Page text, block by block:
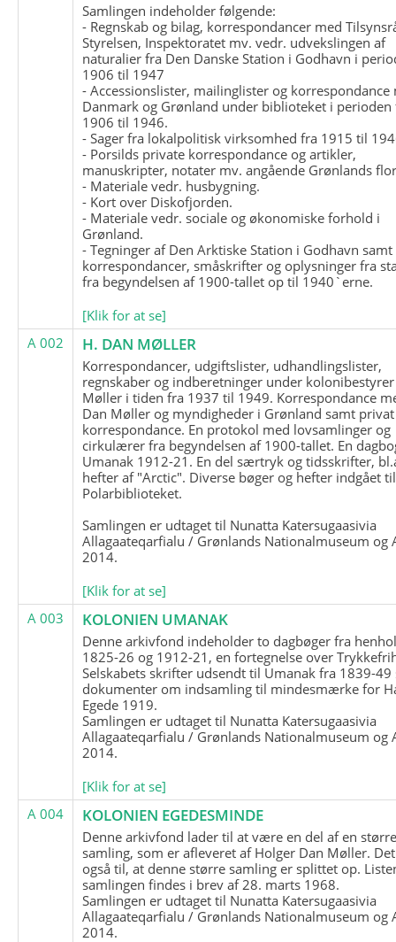
Samlingen indeholder følgende:
- Regnskab og bilag, korrespondancer med
Styrelsen, Inspektoratet mv. vedr. udvekslingen af
naturalier fra Den Danske Station i Godhavn i
1906 til 1947
- Accessionslister, mailinglister og korrespondance
Danmark og Grønland under biblioteket i perioden
1906 til 1946.
- Sager fra lokalpolitisk virksomhed fra 1915 til
- Porsilds private korrespondance og artikler,
manuskripter, notater mv. angående Grønlands
- Materiale vedr. husbygning.
- Kort over Diskofjorden.
- Materiale vedr. sociale og økonomiske forhold i
Grønland.
- Tegninger af Den Arktiske Station i Godhavn
korrespondancer, småskrifter og oplysninger fra
fra begyndelsen af 1900-tallet op til 1940`erne.
[Klik for at se]
A 002
H. DAN MØLLER
Korrespondancer, udgiftslister, udhandlingslister,
regnskaber og indberetninger under
Møller i tiden fra 1937 til 1949. Korrespondance
Dan Møller og myndigheder i Grønland samt privat
korrespondance. En protokol med lovsamlinger og
cirkulærer fra begyndelsen af 1900-tallet. En
Umanak 1912-21. En del særtryk og tidsskrifter,
hefter af "Arctic". Diverse bøger og hefter indgået til
Polarbiblioteket.
Samlingen er udtaget til Nunatta Katersugaasivia
Allagaateqarfialu / Grønlands Nationalmuseum og
2014.
[Klik for at se]
A 003
KOLONIEN UMANAK
Denne arkivfond indeholder to dagbøger fra
1825-26 og 1912-21, en fortegnelse over
Selskabets skrifter udsendt til Umanak fra 1839-49
dokumenter om indsamling til mindesmærke for
Egede 1919.
Samlingen er udtaget til Nunatta Katersugaasivia
Allagaateqarfialu / Grønlands Nationalmuseum og
2014.
[Klik for at se]
A 004
KOLONIEN EGEDESMINDE
Denne arkivfond lader til at være en del af en
samling, som er afleveret af Holger Dan Møller.
også til, at denne større samling er splittet op.
samlingen findes i brev af 28. marts 1968.
Samlingen er udtaget til Nunatta Katersugaasivia
Allagaateqarfialu / Grønlands Nationalmuseum og
2014.